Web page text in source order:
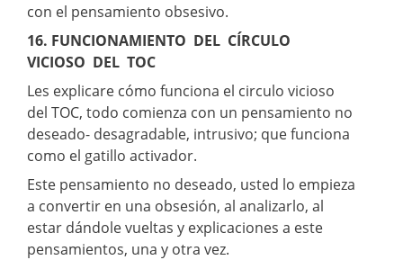
con el pensamiento obsesivo.
16. FUNCIONAMIENTO DEL CÍRCULO
VICIOSO DEL TOC
Les explicare cómo funciona el circulo vicioso
del TOC, todo comienza con un pensamiento no
deseado- desagradable, intrusivo; que funciona
como el gatillo activador.
Este pensamiento no deseado, usted lo empieza
a convertir en una obsesión, al analizarlo, al
estar dándole vueltas y explicaciones a este
pensamientos, una y otra vez.